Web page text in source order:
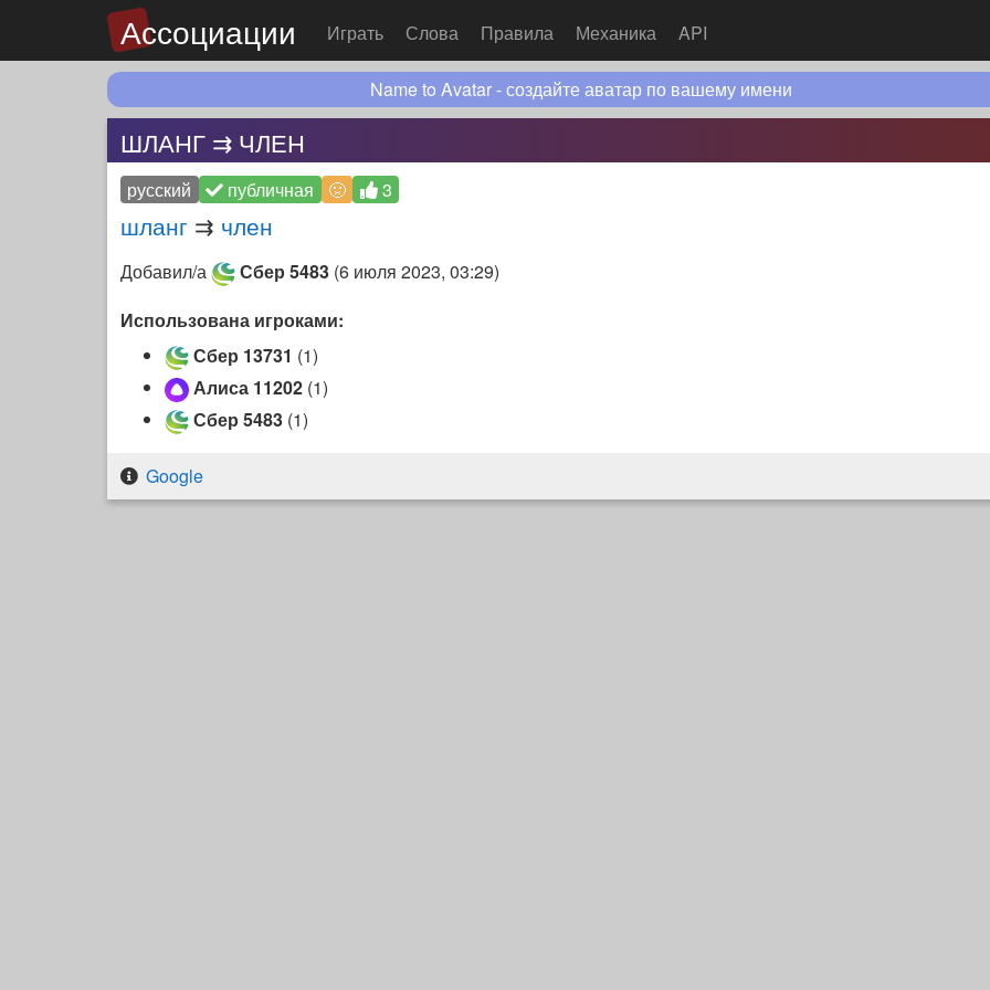
Ассоциации Играть Слова Правила Механика API
Name to Avatar - создайте аватар по вашему имени
ШЛАНГ ⇉ ЧЛЕН
русский публичная 🤢 3
шланг ⇉ член
Добавил/а Сбер 5483 (6 июля 2023, 03:29)
Использована игроками:
Сбер 13731 (1)
Алиса 11202 (1)
Сбер 5483 (1)
Google